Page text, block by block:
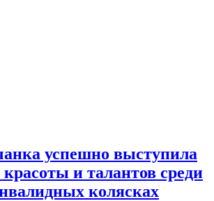
успешно выступила
и талантов среди
колясках